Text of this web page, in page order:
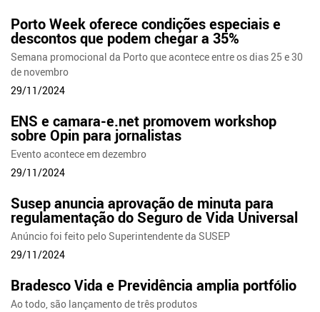
Porto Week oferece condições especiais e
descontos que podem chegar a 35%
Semana promocional da Porto que acontece entre os dias 25 e 30
de novembro
29/11/2024
ENS e camara-e.net promovem workshop
sobre Opin para jornalistas
Evento acontece em dezembro
29/11/2024
Susep anuncia aprovação de minuta para
regulamentação do Seguro de Vida Universal
Anúncio foi feito pelo Superintendente da SUSEP
29/11/2024
Bradesco Vida e Previdência amplia portfólio
Ao todo, são lançamento de três produtos